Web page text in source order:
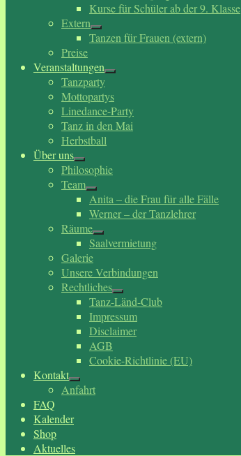
Kurse für Schüler ab der 9. Klasse
Extern
Tanzen für Frauen (extern)
Preise
Veranstaltungen
Tanzparty
Mottopartys
Linedance-Party
Tanz in den Mai
Herbstball
Über uns
Philosophie
Team
Anita – die Frau für alle Fälle
Werner – der Tanzlehrer
Räume
Saalvermietung
Galerie
Unsere Verbindungen
Rechtliches
Tanz-Länd-Club
Impressum
Disclaimer
AGB
Cookie-Richtlinie (EU)
Kontakt
Anfahrt
FAQ
Kalender
Shop
Aktuelles